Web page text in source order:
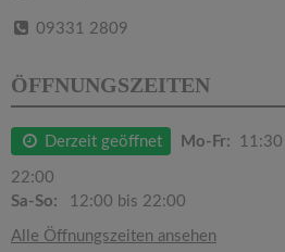
09331 2809
ÖFFNUNGSZEITEN
Derzeit geöffnet Mo-Fr:
22:00
Sa-So:
12:00 bis 22:00
Alle Öffnungszeiten ansehen
a
t
i